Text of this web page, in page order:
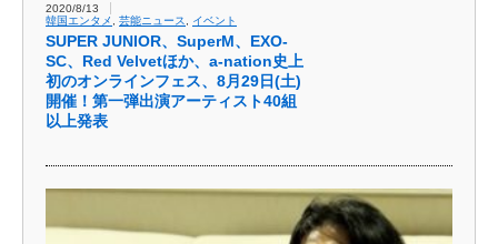
2020/8/13
韓国エンタメ
芸能ニュース イベント
SUPER JUNIOR、SuperM、EXO-
SC、Red Velvetほか、a-nation史上
初のオンラインフェス、8月29日(土)
開催！第一弾出演アーティスト40組
以上発表